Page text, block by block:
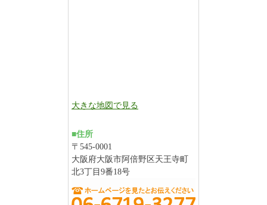
大きな地図で見る
■住所
〒545-0001
大阪府大阪市阿倍野区天王寺町
北3丁目9番18号